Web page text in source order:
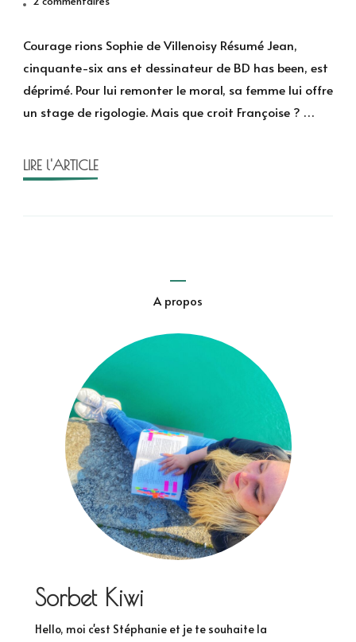
rions
de
Sophie
de
Villenoisy
Courage rions Sophie de Villenoisy Résumé Jean,
cinquante-six ans et dessinateur de BD has been, est
déprimé. Pour lui remonter le moral, sa femme lui o­ffre
un stage de rigologie. Mais que croit Françoise ? …
LIRE l'ARTICLE
A propos
Sorbet Kiwi
Hello, moi c'est Stéphanie et je te souhaite la